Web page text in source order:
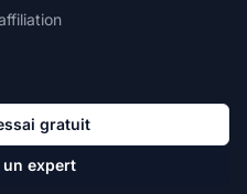
gratuit
expert